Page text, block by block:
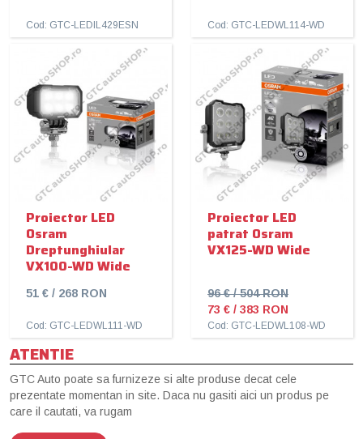
Cod: GTC-LEDIL429ESN Cod: GTC-LEDWL114-WD
Proiector LED
Osram
Dreptunghiular
VX100-WD Wide
51 € / 268 RON
Cod: GTC-LEDWL111-WD
Proiector LED
patrat Osram
VX125-WD Wide
96 € / 504 RON
73 € / 383 RON
Cod: GTC-LEDWL108-WD
ATENTIE
GTC Auto poate sa furnizeze si alte produse decat cele
prezentate momentan in site. Daca nu gasiti aici un produs pe
care il cautati, va rugam